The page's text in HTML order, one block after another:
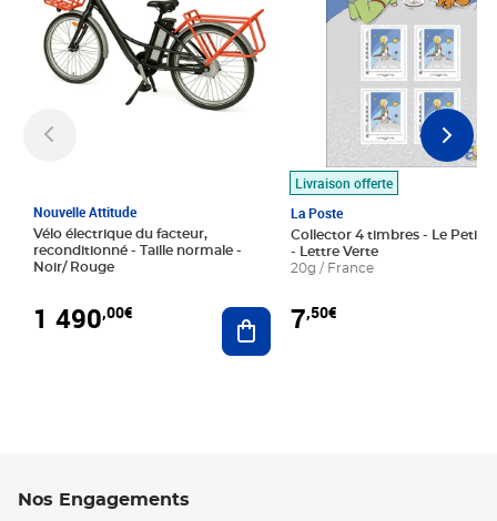
Nouvelle Attitude
Vélo électrique du facteur,
reconditionné - Taille normale -
Noir/ Rouge
1 490,00€ Ajouter au panier
Livraison offerte
La Poste
Collector 4 timbres - Le Petit
- Lettre Verte
20g / France
7,50€
Nos Engagements